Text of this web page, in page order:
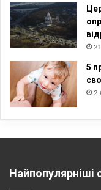
5
2
Найпопулярніші